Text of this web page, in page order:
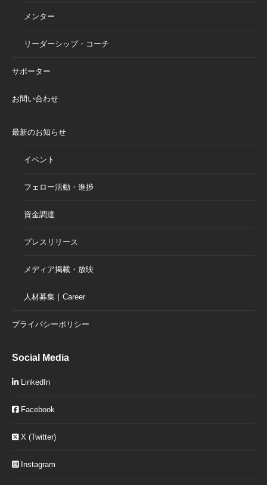
メンター
リーダーシップ・コーチ
サポーター
お問い合わせ
最新のお知らせ
イベント
フェロー活動・進捗
資金調達
プレスリリース
メディア掲載・放映
人材募集｜Career
プライバシーポリシー
Social Media
LinkedIn
Facebook
X (Twitter)
Instagram